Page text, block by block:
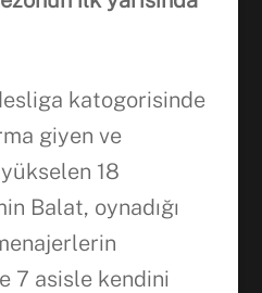
katogorisinde
giyen ve
18
Balat, oynadığı
7 asisle kendini